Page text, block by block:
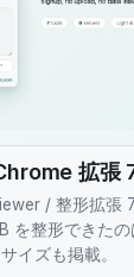
拡張
/ 整形拡張
を整形できた
イズも掲載。